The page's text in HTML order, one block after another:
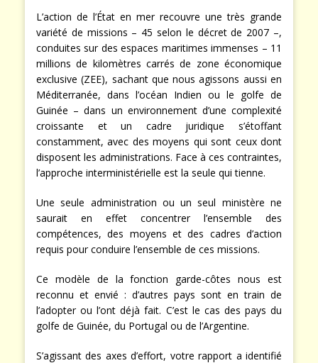
L’action de l’État en mer recouvre une très grande
variété de missions – 45 selon le décret de 2007 –,
conduites sur des espaces maritimes immenses – 11
millions de kilomètres carrés de zone économique
exclusive (ZEE), sachant que nous agissons aussi en
Méditerranée, dans l’océan Indien ou le golfe de
Guinée – dans un environnement d’une complexité
croissante et un cadre juridique s’étoffant
constamment, avec des moyens qui sont ceux dont
disposent les administrations. Face à ces contraintes,
l’approche interministérielle est la seule qui tienne.
Une seule administration ou un seul ministère ne
saurait en effet concentrer l’ensemble des
compétences, des moyens et des cadres d’action
requis pour conduire l’ensemble de ces missions.
Ce modèle de la fonction garde-côtes nous est
reconnu et envié : d’autres pays sont en train de
l’adopter ou l’ont déjà fait. C’est le cas des pays du
golfe de Guinée, du Portugal ou de l’Argentine.
S’agissant des axes d’effort, votre rapport a identifié